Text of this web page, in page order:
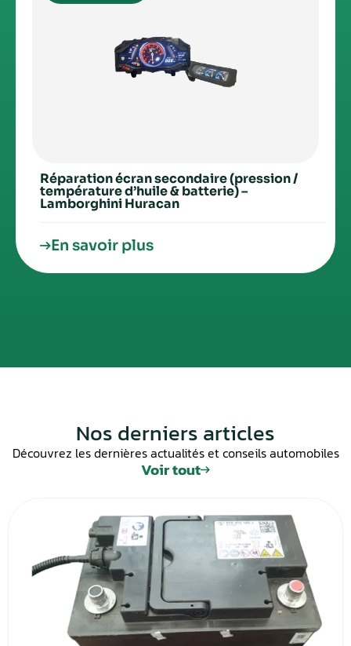
Réparation écran secondaire (pression /
température d’huile & batterie) –
Lamborghini Huracan
En savoir plus
Nos derniers articles
Découvrez les dernières actualités et conseils automobiles
Voir tout